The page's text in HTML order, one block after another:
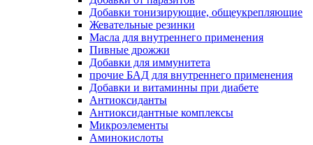
Добавки тонизирующие, общеукрепляющие
Жевательные резинки
Масла для внутреннего применения
Пивные дрожжи
Добавки для иммунитета
прочие БАД для внутреннего применения
Добавки и витаминны при диабете
Антиоксиданты
Антиоксидантные комплексы
Микроэлементы
Аминокислоты